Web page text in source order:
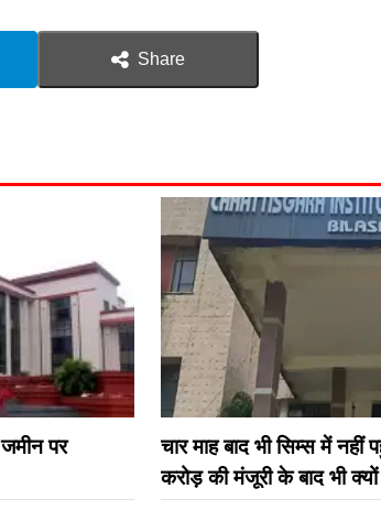
Share
पर
चार माह बाद भी सिम्स में नहीं
करोड़ की मंजूरी के बाद भी